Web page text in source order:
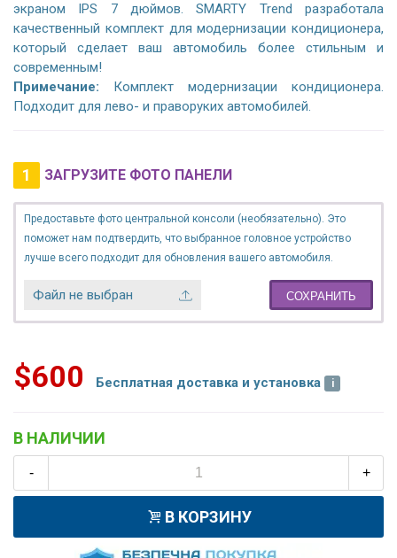
экраном IPS 7 дюймов. SMARTY Trend разработала
качественный комплект для модернизации кондиционера,
который сделает ваш автомобиль более стильным и
современным!
Примечание: Комплект модернизации кондиционера.
Подходит для лево- и праворуких автомобилей.
1 ЗАГРУЗИТЕ ФОТО ПАНЕЛИ
Предоставьте фото центральной консоли (необязательно). Это
поможет нам подтвердить, что выбранное головное устройство
лучше всего подходит для обновления вашего автомобиля.
Файл не выбран СОХРАНИТЬ
$600 Бесплатная доставка и установка
В НАЛИЧИИ
- +
В КОРЗИНУ